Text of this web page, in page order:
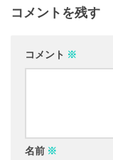
コメントを残す
コメント ※
名前 ※